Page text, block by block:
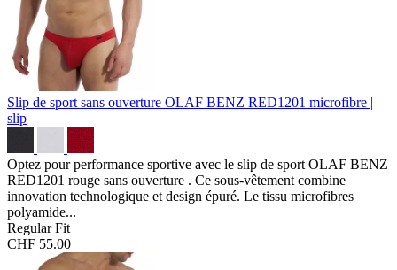
Slip de sport sans ouverture OLAF BENZ RED1201 microfibre |
slip
Optez pour performance sportive avec le slip de sport OLAF BENZ
RED1201 rouge sans ouverture . Ce sous-vêtement combine
innovation technologique et design épuré. Le tissu microfibres
polyamide...
Regular Fit
CHF 55.00